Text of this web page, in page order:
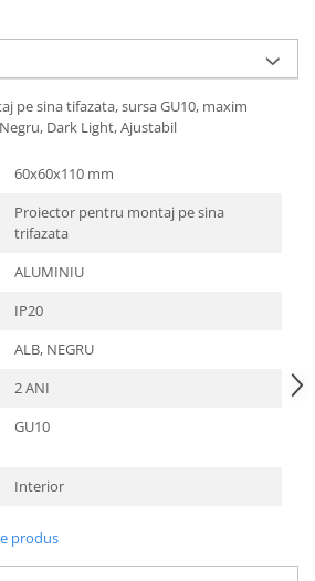
pe sina tifazata, sursa GU10, maxim
Dark Light, Ajustabil
60x60x110 mm
Proiector pentru montaj pe sina
trifazata
ALUMINIU
IP20
ALB, NEGRU
2 ANI
GU10
Interior
produs